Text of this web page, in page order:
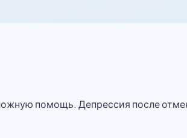
помощь. Депрессия после